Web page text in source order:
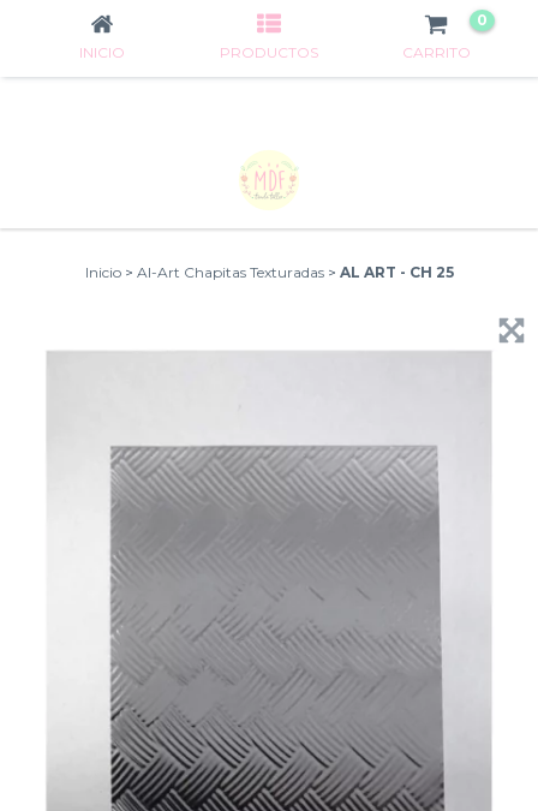
INICIO PRODUCTOS CARRITO
0
Inicio > Al-Art Chapitas Texturadas > AL ART - CH 25